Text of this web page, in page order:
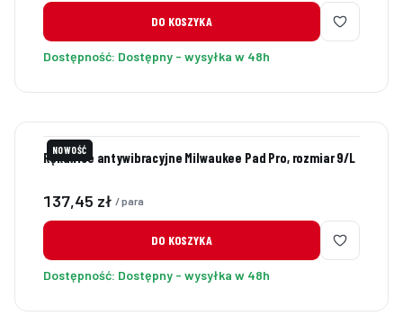
DO KOSZYKA
Dostępność: Dostępny - wysyłka w 48h
NOWOŚĆ
Rękawice antywibracyjne Milwaukee Pad Pro, rozmiar 9/L
Cena
137,45 zł / para
DO KOSZYKA
Dostępność: Dostępny - wysyłka w 48h